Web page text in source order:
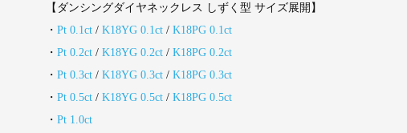
【ダンシングダイヤネックレス しずく型 サイズ展開】
・ Pt 0.1ct/K18YG 0.1ct/ K18PG 0.1ct
・ Pt 0.2ct/K18YG 0.2ct/ K18PG 0.2ct
・ Pt 0.3ct/K18YG 0.3ct/ K18PG 0.3ct
・ Pt 0.5ct/K18YG 0.5ct/ K18PG 0.5ct
・ Pt 1.0ct